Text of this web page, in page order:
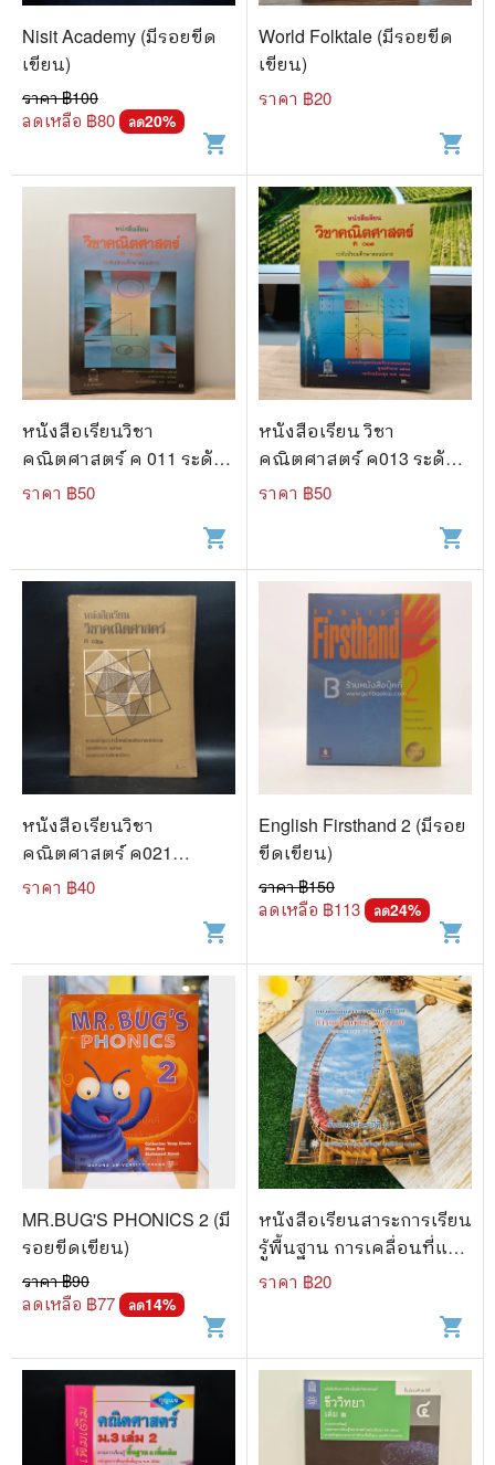
Nisit Academy (มีรอยขีด
เขียน)
ราคา ฿100
ลดเหลือ ฿80 ลด20%
shopping_cart
World Folktale (มีรอยขีด
เขียน)
ราคา ฿20
shopping_cart
หนังสือเรียนวิชา
คณิตศาสตร์ ค 011 ระดับ
มัธยมศึกษาตอนปลาย
ราคา ฿50
shopping_cart
หนังสือเรียน วิชา
คณิตศาสตร์ ค013 ระดับ
มัธยมศึกษาตอนปลาย
ราคา ฿50
shopping_cart
หนังสือเรียนวิชา
คณิตศาสตร์ ค021
มัธยมศึกษาตอนปลาย
ราคา ฿40
shopping_cart
English Firsthand 2 (มีรอย
ขีดเขียน)
ราคา ฿150
ลดเหลือ ฿113 ลด24%
shopping_cart
MR.BUG'S PHONICS 2 (มี
รอยขีดเขียน)
ราคา ฿90
ลดเหลือ ฿77 ลด14%
shopping_cart
หนังสือเรียนสาระการเรียน
รู้พื้นฐาน การเคลื่อนที่และ
พลังงาน ชั้นม.4
ราคา ฿20
shopping_cart